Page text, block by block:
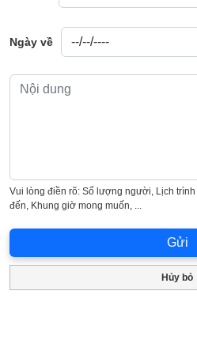
Ngày về
Vui lòng điền rõ: Số lượng người, Lịch
đến, Khung giờ mong muốn, ...
Hủy bỏ